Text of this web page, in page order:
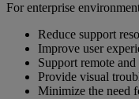
For enterprise
Reduce support
Improve user
Support remote
Provide visual
Minimize the need